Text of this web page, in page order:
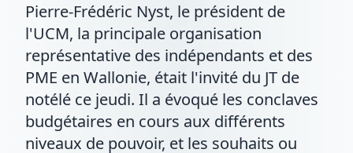
Pierre-Frédéric Nyst, le président de
l'UCM, la principale organisation
représentative des indépendants et des
PME en Wallonie, était l'invité du JT de
notélé ce jeudi. Il a évoqué les conclaves
budgétaires en cours aux différents
niveaux de pouvoir, et les souhaits ou